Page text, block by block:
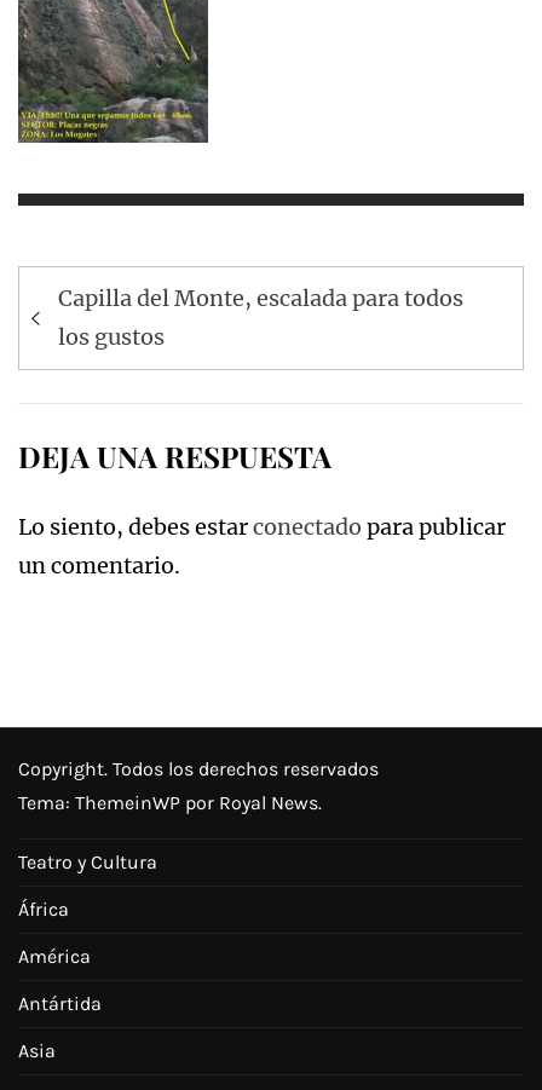
Navegación
de
entradas
Capilla del Monte, escalada para todos
los gustos
DEJA UNA RESPUESTA
Lo siento, debes estarconectado para publicar
un comentario.
Copyright. Todos los derechos reservados
Tema: ThemeinWP por Royal News.
Teatro y Cultura
África
América
Antártida
Asia